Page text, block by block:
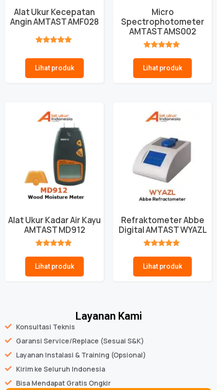
Alat Ukur Kecepatan
Angin AMTAST AMF028
Lihat produk
Micro
Spectrophotometer
AMTAST AMS002
Lihat produk
Alat Ukur Kadar Air Kayu
AMTAST MD912
Lihat produk
Refraktometer Abbe
Digital AMTAST WYAZL
Lihat produk
Layanan Kami
Konsultasi Teknis
Garansi Service/Replace (Sesuai S&K)
Layanan Instalasi & Training (Opsional)
Kirim ke Seluruh Indonesia
Bisa Mendapat Gratis Ongkir